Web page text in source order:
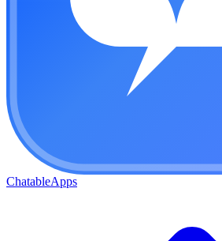
ChatableApps